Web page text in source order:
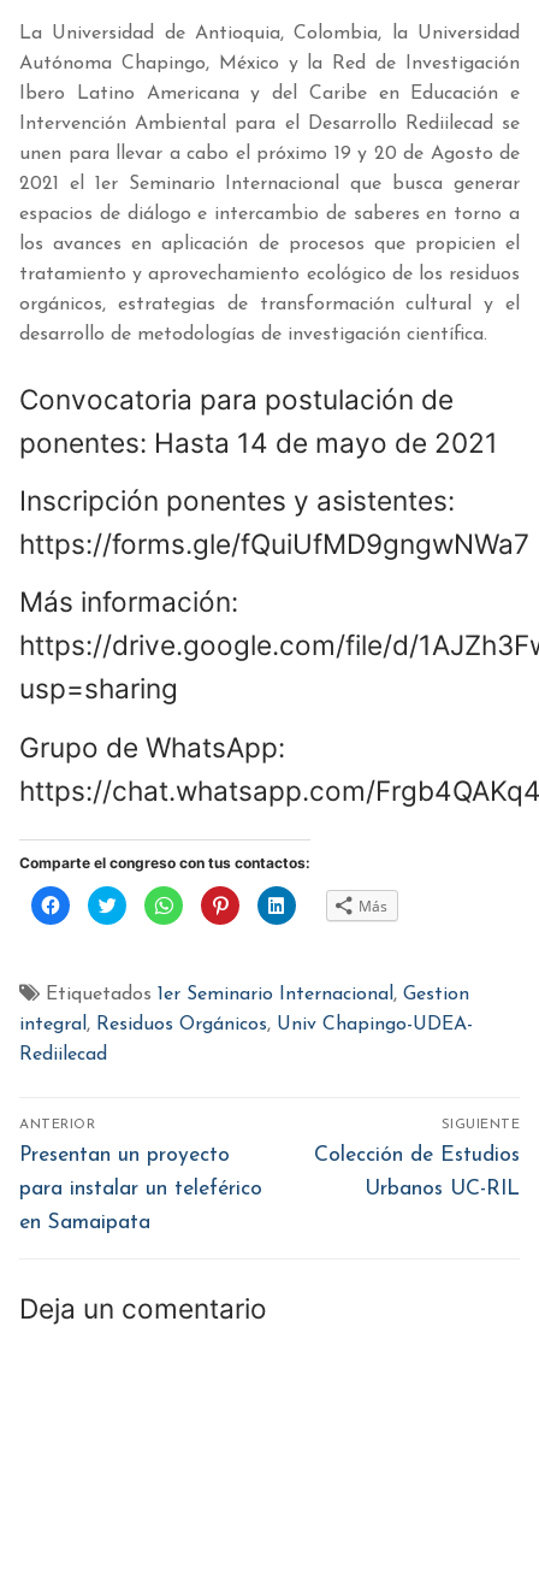
La Universidad de Antioquia, Colombia, la Universidad
Autónoma Chapingo, México y la Red de Investigación
Ibero Latino Americana y del Caribe en Educación e
Intervención Ambiental para el Desarrollo Rediilecad se
unen para llevar a cabo el próximo 19 y 20 de Agosto de
2021 el 1er Seminario Internacional que busca generar
espacios de diálogo e intercambio de saberes en torno a
los avances en aplicación de procesos que propicien el
tratamiento y aprovechamiento ecológico de los residuos
orgánicos, estrategias de transformación cultural y el
desarrollo de metodologías de investigación científica.
Convocatoria para postulación de
ponentes: Hasta 14 de mayo de 2021
Inscripción ponentes y asistentes:
https://forms.gle/fQuiUfMD9gngwNWa7
Más información:
https://drive.google.com/file/d/
usp=sharing
Grupo de WhatsApp:
https://chat.whatsapp.com/
Comparte el congreso con tus contactos:
Haz
clic
(Se
abre
en
una
ventana
nueva)
Haz
clic
(Se
abre
en
una
Haz
clic
(Se
abre
en
una
Haz
clic
(Se
abre
en
una
Haz
clic
(Se
abre
en
una
Más
Etiquetados 1er Seminario Internacional , Gestion
integral , Residuos Orgánicos, Univ Chapingo-UDEA-
Rediilecad
Navegación
de
entradas
ANTERIOR
Entrada
anterior:
Presentan un proyecto
para instalar un teleférico
en Samaipata
SIGUIENTE
Entrada
siguiente:
Colección de Estudios
Urbanos UC-RIL
Deja un comentario